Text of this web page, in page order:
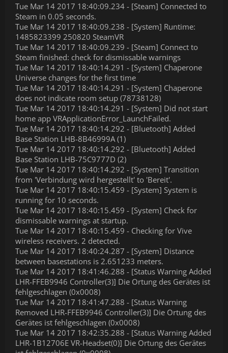
Tue Mar 14 2017 18:40:09.234 - [Steam] Connected to
Steam in 0.05 seconds.
Tue Mar 14 2017 18:40:09.238 - [System] Runtime:
1485823399 250820 SteamVR
Tue Mar 14 2017 18:40:09.239 - [Steam] Connect to
Steam finished: check for dismissable warnings
Tue Mar 14 2017 18:40:14.291 - [System] Chaperone
Universe changes for the first time
Tue Mar 14 2017 18:40:14.291 - [System] Chaperone
does not indicate room setup (78738128)
Tue Mar 14 2017 18:40:14.291 - [System] Did not start
home app VRApplicationError_LaunchFailed.
Tue Mar 14 2017 18:40:14.292 - [Bluetooth] Added
Base Station LHB-8B46999A (1)
Tue Mar 14 2017 18:40:14.292 - [Bluetooth] Added
Base Station LHB-75C9777D (2)
Tue Mar 14 2017 18:40:14.292 - [System] Transition
from 'Verbindung wird hergestellt' to 'Bereit'.
Tue Mar 14 2017 18:40:15.459 - [System] System is
running for 10 seconds.
Tue Mar 14 2017 18:40:15.459 - [System] Check for
dismissable warnings at startup.
Tue Mar 14 2017 18:40:15.459 - Checking for Vive
wireless receivers. 2 detected.
Tue Mar 14 2017 18:40:24.287 - [System] Distance
between basestations is 2.651233 meters.
Tue Mar 14 2017 18:41:46.288 - [Status Warning Added
LHR-FFEB9946 Controller(3)] Die Ortung des Gerätes ist
fehlgeschlagen (0x0008)
Tue Mar 14 2017 18:41:47.288 - [Status Warning
Removed LHR-FFEB9946 Controller(3)] Die Ortung des
Gerätes ist fehlgeschlagen (0x0008)
Tue Mar 14 2017 18:42:35.288 - [Status Warning Added
LHR-1B12706E VR-Headset(0)] Die Ortung des Gerätes